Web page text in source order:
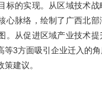
标的实现。从区域技术
心脉络，绘制了广西北部
。从促进区域产业技术提
3方面吸引企业迁入的角
建议。